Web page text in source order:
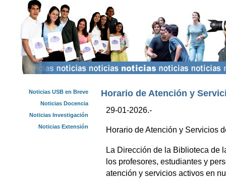
Horario de Atención y
29-01-2026.-
Horario de Atención y Servicios
La Dirección de la Biblioteca de
los profesores, estudiantes y
atención y servicios activos en
Noticias USB en Breve
Noticias Docencia
Noticias Investigación
Noticias Extensión